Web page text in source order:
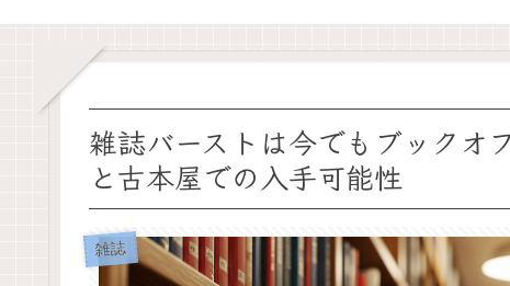
雑誌バーストは今でもブックオ
と古本屋での入手可能性
雑誌